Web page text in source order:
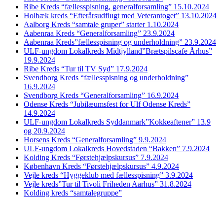
Ribe Kreds “fællesspisning, generalforsamling” 15.10.2024
Holbæk kreds “Efterårsudflugt med Veterantoget” 13.10.2024
Aalborg Kreds “samtale gruper” starter 1.10.2024
Aabenraa Kreds “Generalforsamling” 23.9.2024
Aabenraa Kreds”fællesspisning og underholdning” 23.9.2024
ULF-ungdom Lokalkreds Midtjylland”Brætspilscafe Århus”
19.9.2024
Ribe Kreds “Tur til TV Syd” 17.9.2024
Svendborg Kreds “fællesspisning og underholdning”
16.9.2024
Svendborg Kreds “Generalforsamling” 16.9.2024
Odense Kreds “Jubilæumsfest for Ulf Odense Kreds”
14.9.2024
ULF-ungdom Lokalkreds Syddanmark”Kokkeaftener” 13.9
og 20.9.2024
Horsens Kreds “Generalforsamling” 9.9.2024
ULF-ungdom Lokalkreds Hovedstaden “Bakken” 7.9.2024
Kolding Kreds “Førstehjælpskursus” 7.9.2024
København Kreds “Førstehjælpskursus” 4.9.2024
Vejle kreds “Hyggeklub med fællesspisning” 3.9.2024
Vejle kreds”Tur til Tivoli Friheden Aarhus” 31.8.2024
Kolding kreds “samtalegruppe”